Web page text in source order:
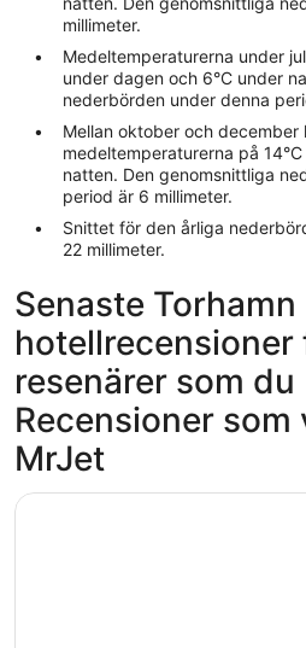
millimeter.
Medeltemperaturerna under
under dagen och 6°C under
nederbörden under denna
Mellan oktober och december
medeltemperaturerna på
natten. Den genomsnittliga
period är 6 millimeter.
Snittet för den årliga
22 millimeter.
Senaste Torhamn
hotellrecensioner
resenärer som du
Recensioner
MrJet
Karlskrona Stadshotell, BW